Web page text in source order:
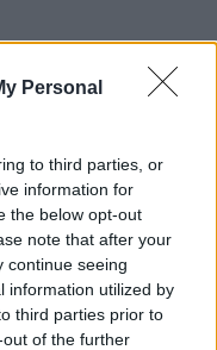
Personal
to third parties, or
information for
the below opt-out
note that after your
continue seeing
information utilized by
third parties prior to
of the further
De Zaragoza
Gasto
7l/100km
Gasto
10l/100km
0l.- 0,00€ 0l.- 0,00€
0l.- 0,00€ 0l.- 0,00€